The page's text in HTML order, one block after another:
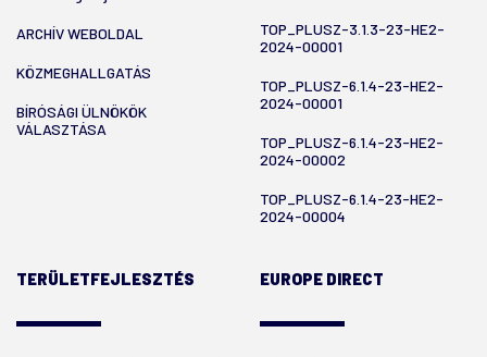
ARCHÍV WEBOLDAL
KÖZMEGHALLGATÁS
BÍRÓSÁGI ÜLNÖKÖK
VÁLASZTÁSA
TOP_PLUSZ-3.1.3-23-HE2-
2024-00001
TOP_PLUSZ-6.1.4-23-HE2-
2024-00001
TOP_PLUSZ-6.1.4-23-HE2-
2024-00002
TOP_PLUSZ-6.1.4-23-HE2-
2024-00004
TERÜLETFEJLESZTÉS EUROPE DIRECT